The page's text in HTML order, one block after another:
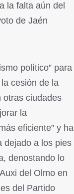
la falta aún del
de Jaén
político” para
cesión de la
otras ciudades
la
eficiente” y ha
dejado a los pies
denostando lo
del Olmo en
del Partido